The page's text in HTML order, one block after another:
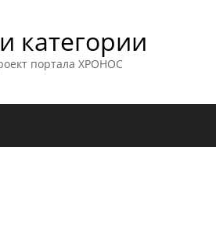
категории
портала ХРОНОС